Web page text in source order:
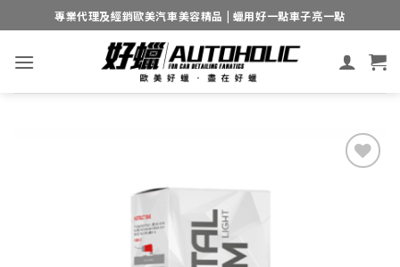
to
content
專業代理及經銷歐美汽車美容精品 | 蠟用好一點車子亮一點